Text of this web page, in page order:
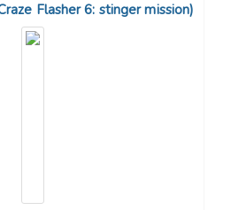
Flasher 6: stinger mission)